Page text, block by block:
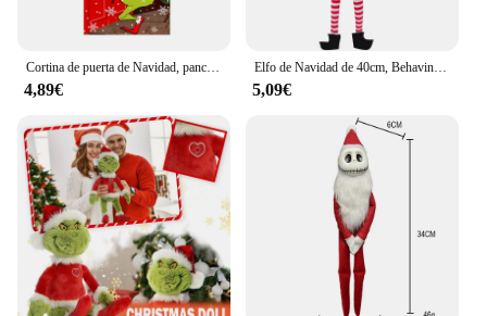
4,89€
Elfo de Navidad de 40cm, Behavin Badly, juguete de peluche, novedad, elfo de niño travieso largo y flexible en el estante, muñeco de elfos, adorno para el hogar
5,09€